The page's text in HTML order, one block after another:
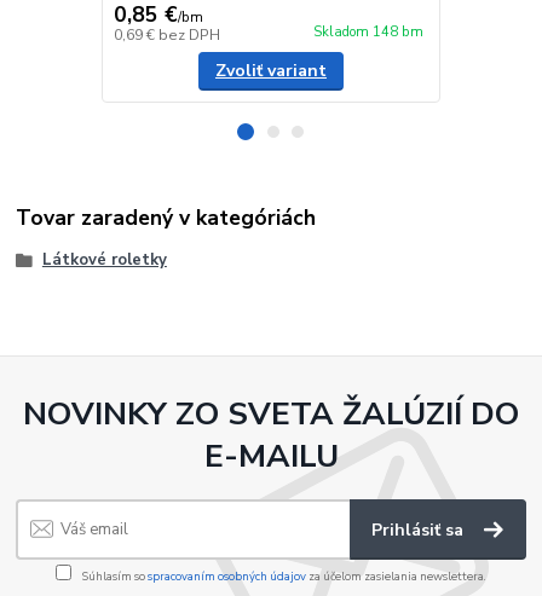
0,85 €/bm
0,69 € bez DPH Skladom 148 bm
Zvoliť variant
Tovar zaradený v kategóriách
Látkové roletky
NOVINKY ZO SVETA ŽALÚZIÍ DO
E-MAILU
Prihlásiť sa
Súhlasím sospracovaním osobných údajov za účelom zasielania newslettera.